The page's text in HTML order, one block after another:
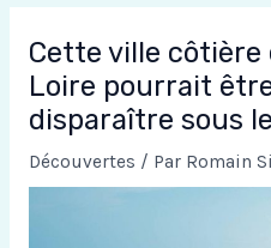
Cette ville côtière
Loire pourrait
disparaître sous
Découvertes / Par Romain